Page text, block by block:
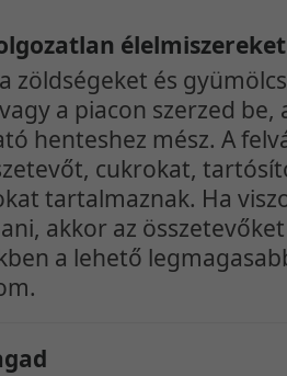
élelmiszereket
zöldségeket és
a piacon szerzed
henteshez mész. A
cukrokat,
tartalmaznak. Ha
akkor az
a lehető